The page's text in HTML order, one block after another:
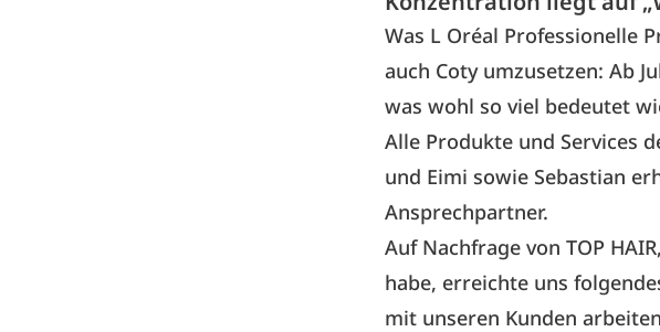
Was L Oréal Professionelle
auch Cotyumzusetzen: Ab
was wohl so viel bedeutet
Alle Produkte und Services
und Eimi sowie Sebastian
Ansprechpartner.
Auf Nachfrage von TOP
habe, erreichte uns
mit unseren Kunden